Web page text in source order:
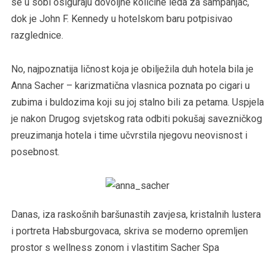
dok je John F. Kennedy u hotelskom baru potpisivao
razglednice.
No, najpoznatija ličnost koja je obilježila duh hotela bila je
Anna Sacher – karizmatična vlasnica poznata po cigari u
zubima i buldozima koji su joj stalno bili za petama. Uspjela
je nakon Drugog svjetskog rata odbiti pokušaj savezničkog
preuzimanja hotela i time učvrstila njegovu neovisnost i
posebnost.
Danas, iza raskošnih baršunastih zavjesa, kristalnih lustera
i portreta Habsburgovaca, skriva se moderno opremljen
prostor s wellness zonom i vlastitim Sacher Spa